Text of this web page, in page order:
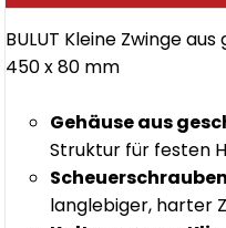
BULUT Kleine Zwinge
450 x 80 mm
Gehäuse aus
Struktur für festen
langlebiger, harter